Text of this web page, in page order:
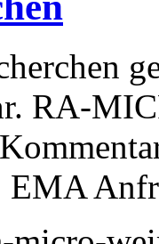
RA-
EMA